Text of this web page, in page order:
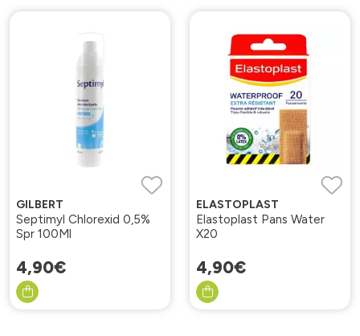
GILBERT
Septimyl Chlorexid 0,5%
Spr 100Ml
4,90€
ELASTOPLAST
Elastoplast Pans Water
X20
4,90€